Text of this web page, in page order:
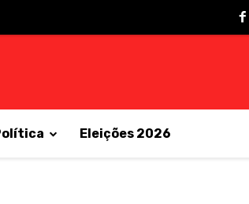
Eleições 2026